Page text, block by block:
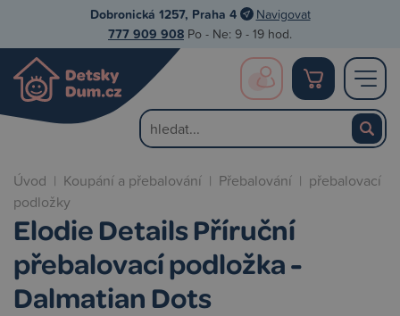
Dobronická 1257, Praha 4 Navigovat
777 909 908 Po - Ne: 9 - 19 hod.
Úvod | Koupání a přebalování | Přebalování | přebalovací
podložky
Elodie Details Příruční
přebalovací podložka -
Dalmatian Dots